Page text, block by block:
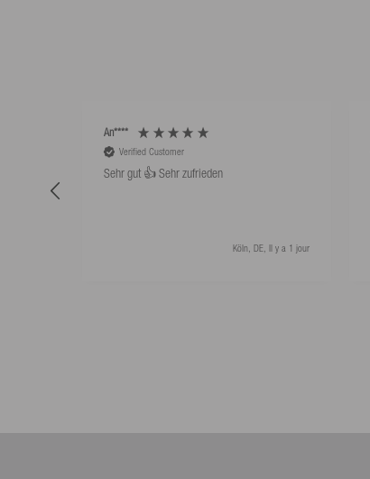
An****
Verified Customer
Sehr gut 👍 Sehr zufrieden
Köln, DE, Il y a 1 jour